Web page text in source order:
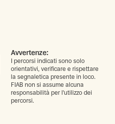
Avvertenze:
I percorsi indicati sono solo
orientativi, verificare e rispettare
la segnaletica presente in loco.
FIAB non si assume alcuna
responsabilità per l'utilizzo dei
percorsi.